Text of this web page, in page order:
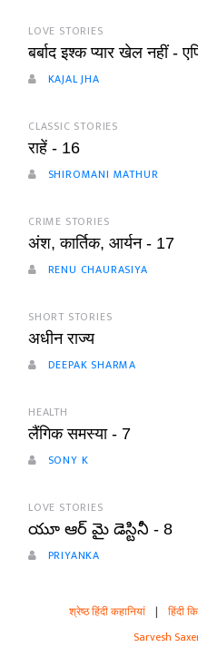
LOVE STORIES
बर्बाद इश्क प्यार खेल नहीं -
KAJAL JHA
CLASSIC STORIES
राहें - 16
SHIROMANI MATHUR
CRIME STORIES
अंश, कार्तिक, आर्यन - 17
RENU CHAURASIYA
SHORT STORIES
अधीन राज्य
DEEPAK SHARMA
HEALTH
लैंगिक समस्या - 7
SONY K
LOVE STORIES
యూ ఆర్ మై డెస్టినీ - 8
PRIYANKA
श्रेष्ठ हिंदी कहानियां | हिंदी
Sarvesh